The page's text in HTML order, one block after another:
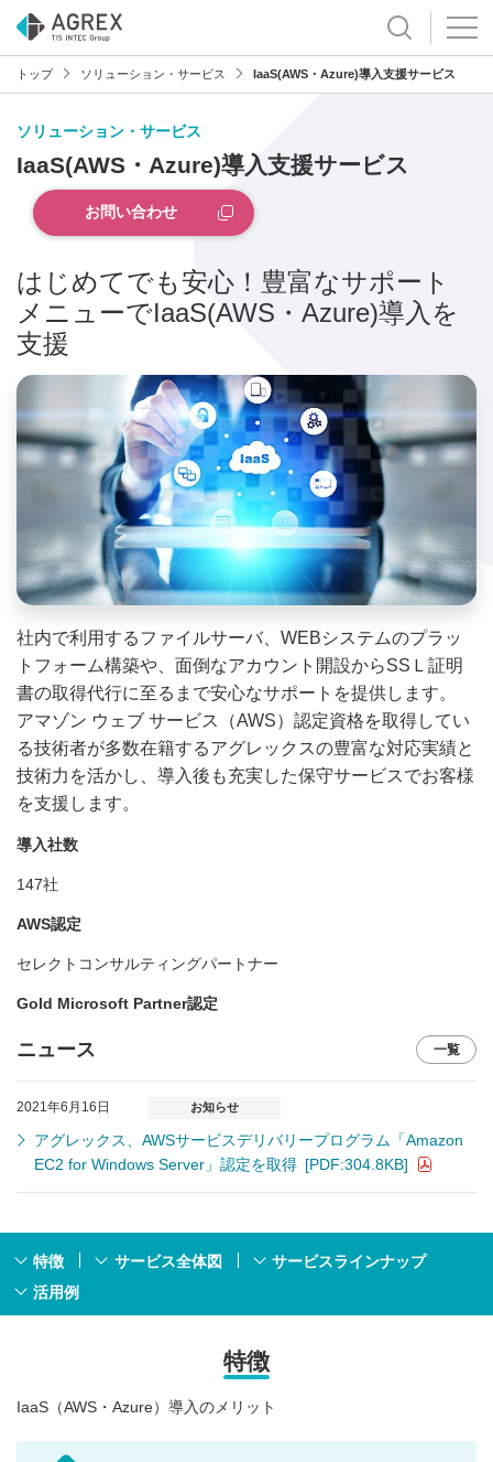
トップ ソリューション・サービス IaaS(AWS・Azure)導入支援サービス
ソリューション・サービス
IaaS(AWS・Azure)導入支援サービス
お問い合わせ
はじめてでも安心！豊富なサポート
メニューでIaaS(AWS・Azure)導入を
支援
社内で利用するファイルサーバ、WEBシステムのプラッ
トフォーム構築や、面倒なアカウント開設からSSＬ証明
書の取得代行に至るまで安心なサポートを提供します。
アマゾン ウェブ サービス（AWS）認定資格を取得してい
る技術者が多数在籍するアグレックスの豊富な対応実績と
技術力を活かし、導入後も充実した保守サービスでお客様
を支援します。
導入社数
147社
AWS認定
セレクトコンサルティングパートナー
Gold Microsoft Partner認定
ニュース 一覧
2021年6月16日 お知らせ
アグレックス、AWSサービスデリバリープログラム「Amazon
EC2 for Windows Server」認定を取得 [PDF:304.8KB]
特徴 サービス全体図
サービスラインナップ
活用例
特徴
IaaS（AWS・Azure）導入のメリット